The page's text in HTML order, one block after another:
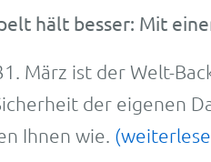
hält besser: Mit
März ist der Welt-
der eigenen
Ihnen wie.